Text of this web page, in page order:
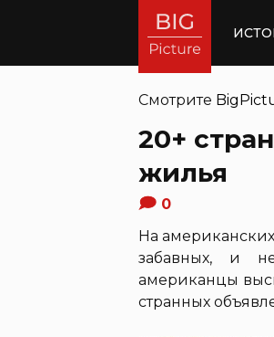
Смотрите
20+
жилья
0
На
забавных, и
американцы
странных